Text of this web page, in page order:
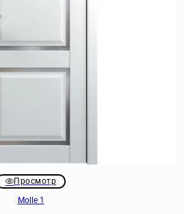
Просмотр
Molle 1